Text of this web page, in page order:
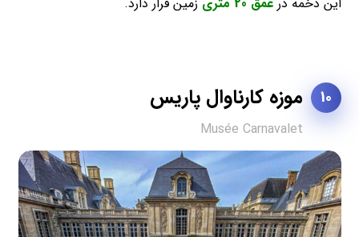
10 موزه کارناوال پاریس
Musée Carnavalet